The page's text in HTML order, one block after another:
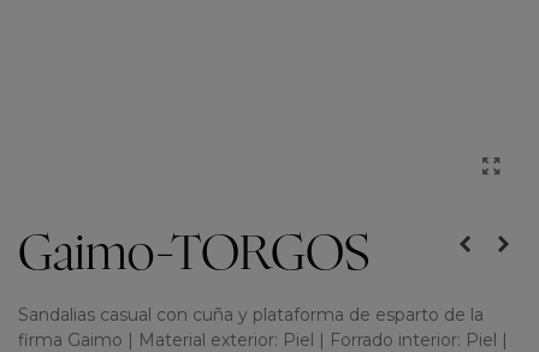
Gaimo-TORGOS
Sandalias casual con cuña y plataforma de esparto de la
firma Gaimo | Material exterior: Piel | Forrado interior: Piel |